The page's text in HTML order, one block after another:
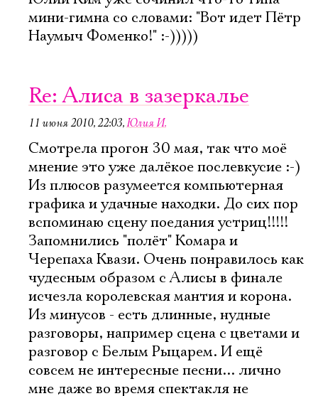
мини-гимна со словами: "Вот идет Пётр
Наумыч Фоменко!" :-)))))
Re: Алиса в зазеркалье
11 июня 2010, 22:03,Юлия И.
Смотрела прогон 30 мая, так что моё
мнение это уже далёкое послевкусие :-)
Из плюсов разумеется компьютерная
графика и удачные находки. До сих пор
вспоминаю сцену поедания устриц!!!!!
Запомнились "полёт" Комара и
Черепаха Квази. Очень понравилось как
чудесным образом с Алисы в финале
исчезла королевская мантия и корона.
Из минусов - есть длинные, нудные
разговоры, например сцена с цветами и
разговор с Белым Рыцарем. И ещё
совсем не интересные песни... лично
мне даже во время спектакля не